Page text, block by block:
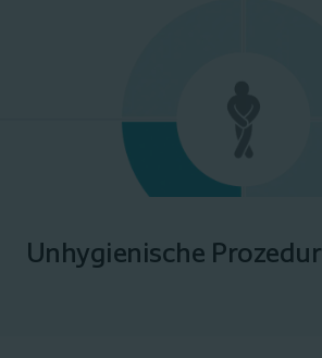
Unhygienische Prozedur